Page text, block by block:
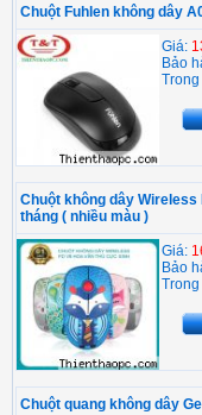
Chuột Fuhlen không dây
Giá:
Bảo
Chuột không dây Wireless
tháng ( nhiều màu )
Giá:
Bảo
Chuột quang không dây